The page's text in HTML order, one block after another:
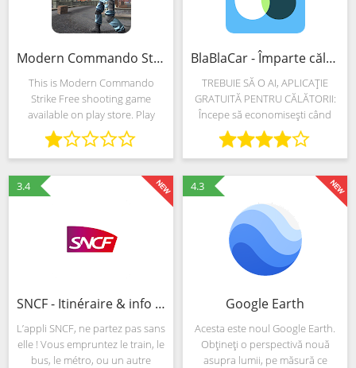
Modern Commando Strike : Free Shooting Games (Mod)
This is Modern Commando
Strike Free shooting game
available on play store. Play
Modern Commando Strike
which will change your mind
regarding fps shooting genre.
Fire opponents with fps
BlaBlaCar - Împarte călătoria
TREBUIE SĂ O AI, APLICAȚIE
GRATUITĂ PENTRU CĂLĂTORII:
Începe să economisești când
călătorești dintr-un oraș într-
altul. BlaBlaCar interconectează
pasagerii care caută o cursă cu
acei conducători auto
3.4
SNCF - Itinéraire & info trafic en temps réel
L’appli SNCF, ne partez pas sans
elle ! Vous empruntez le train, le
bus, le métro, ou un autre
4.3
Google Earth
Acesta este noul Google Earth.
Obțineți o perspectivă nouă
asupra lumii, pe măsură ce